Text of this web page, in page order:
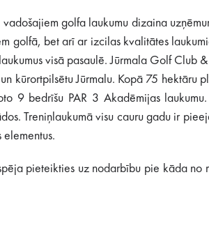
golfa laukumu dizaina
golfā, bet arī ar izcilas kvalitātes
visā pasaulē. Jūrmala Golf
kūrortpilsētu Jūrmalu. Kopā 75
9 bedrīšu PAR 3 Akadēmijas
Treniņlaukumā visu cauru gadu ir
pieteikties uz nodarbību pie kāda